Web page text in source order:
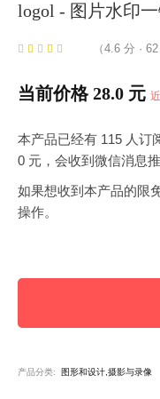
logol - 图片水印
（4.6 分 ·
当前价格 28.0 元
本产品已经有 115 人订
0 元，会收到微信消息推
如果想收到本产品的限
操作。
产品分类: 图形和设计,摄影与录像